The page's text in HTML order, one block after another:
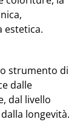
estetica.
strumento di
dalle
dal livello
longevità.